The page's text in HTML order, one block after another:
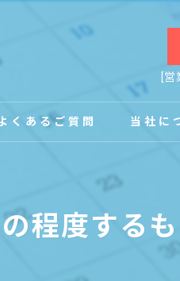
[
くあるご質問 当社に
事務所
程度する